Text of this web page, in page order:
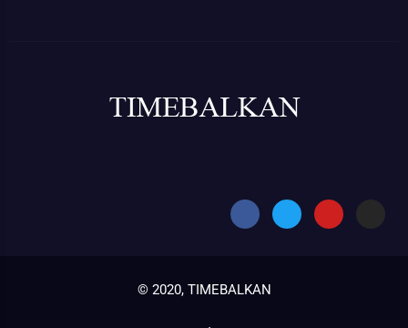
© 2020, TIMEBALKAN